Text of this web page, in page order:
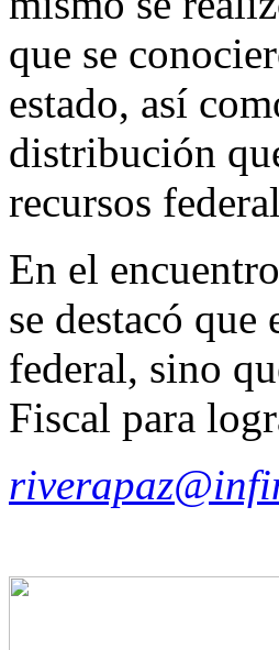
que se
estado, así
distribución
recursos
En el
se destacó que
federal, sino
Fiscal para